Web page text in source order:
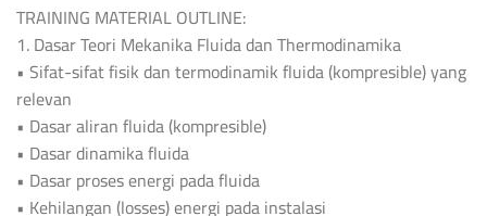
TRAINING MATERIAL OUTLINE:
1. Dasar Teori Mekanika Fluida dan Thermodinamika
• Sifat-sifat fisik dan termodinamik fluida (kompresible) yang
relevan
• Dasar aliran fluida (kompresible)
• Dasar dinamika fluida
• Dasar proses energi pada fluida
• Kehilangan (losses) energi pada instalasi